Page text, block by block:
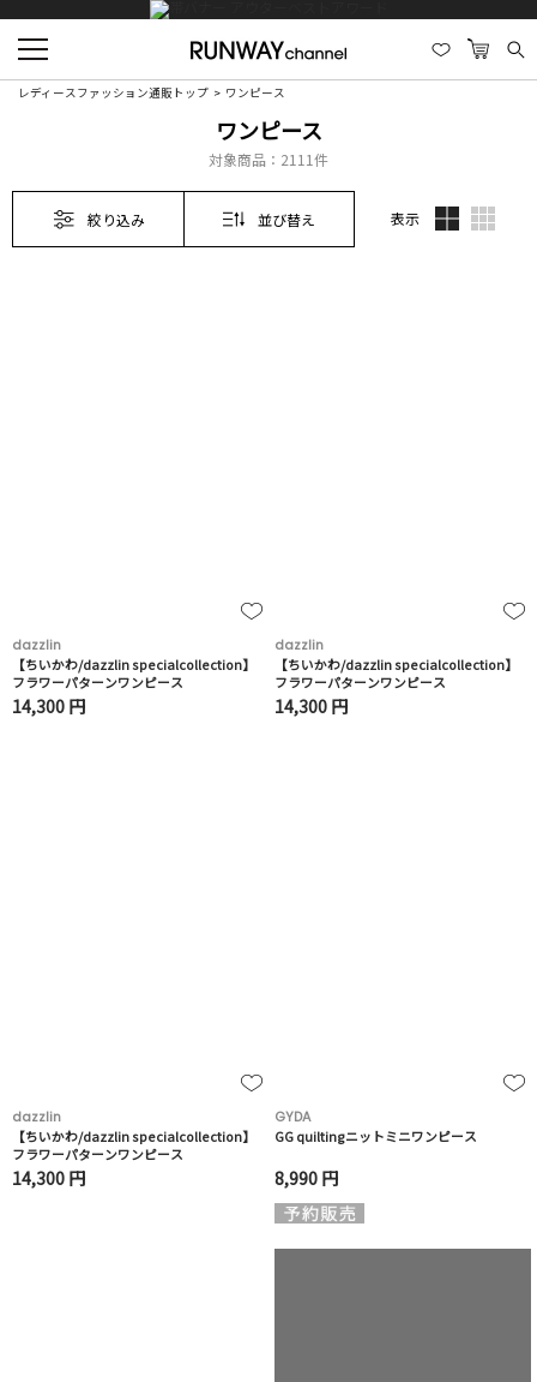
レディースファッション通販トップ ワンピース
ワンピース
対象商品： 2111件
絞り込み 並び替え 表示
dazzlin
【ちいかわ/dazzlin specialcollection】
フラワーパターンワンピース
14,300 円
dazzlin
【ちいかわ/dazzlin specialcollection】
フラワーパターンワンピース
14,300 円
dazzlin
【ちいかわ/dazzlin specialcollection】
フラワーパターンワンピース
14,300 円
GYDA
GG quiltingニットミニワンピース
8,990 円